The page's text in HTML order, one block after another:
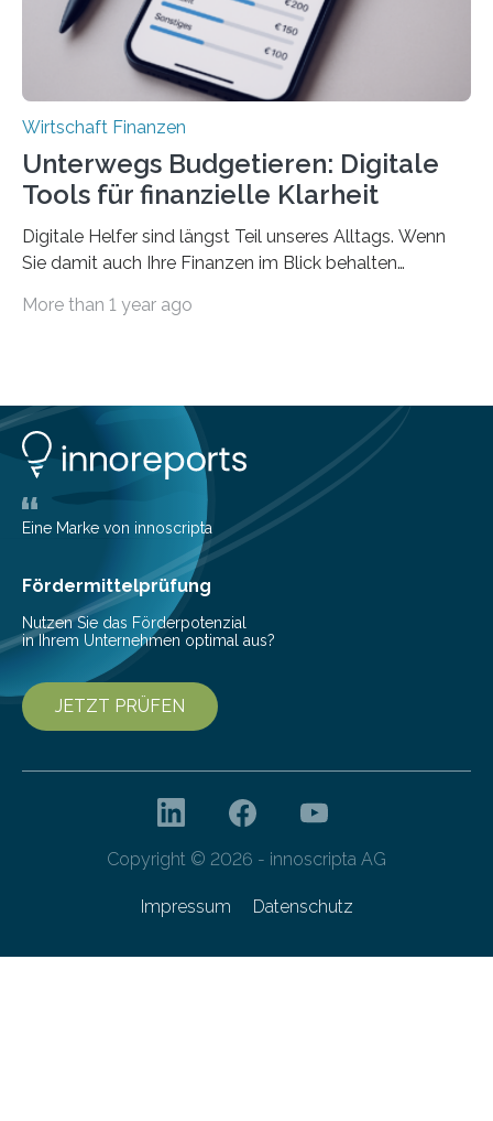
Wirtschaft Finanzen
Unterwegs Budgetieren: Digitale
Tools für finanzielle Klarheit
Digitale Helfer sind längst Teil unseres Alltags. Wenn
Sie damit auch Ihre Finanzen im Blick behalten
die genau das ermöglichen: Sie helfen Ihnen, Ausgaben
Lösungen interessieren. 1. Multibanking-Tools: Alle
Konten auf einen Blick Viele Banken bieten bereits in
ihrem Online-Banking eine Multibanking-Funktion an,
mit der sich Konten bei anderen Banken…
More than 1 year ago
Eine Marke von innoscripta
Fördermittelprüfung
Nutzen Sie das Förderpotenzial
in Ihrem Unternehmen optimal aus?
JETZT PRÜFEN
Copyright © 2026 - innoscripta AG
Impressum Datenschutz